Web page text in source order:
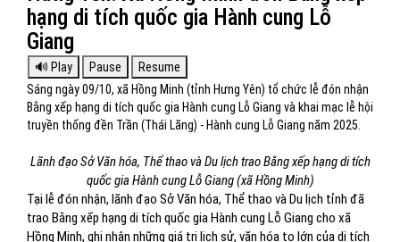
hạng di tích quốc gia Hành cung Lỗ
Giang
Sáng ngày 09/10, xã Hồng Minh (tỉnh Hưng Yên) tổ chức lễ đón nhận
Bằng xếp hạng di tích quốc gia Hành cung Lỗ Giang và khai mạc lễ hội
truyền thống đền Trần (Thái Lăng) - Hành cung Lỗ Giang năm 2025.
Lãnh đạo Sở Văn hóa, Thể thao và Du lịch trao Bằng xếp hạng di tích
quốc gia Hành cung Lỗ Giang (xã Hồng Minh)
Tại lễ đón nhận, lãnh đạo Sở Văn hóa, Thể thao và Du lịch tỉnh đã
trao Bằng xếp hạng di tích quốc gia Hành cung Lỗ Giang cho xã
Hồng Minh, ghi nhận những giá trị lịch sử, văn hóa to lớn của di tích